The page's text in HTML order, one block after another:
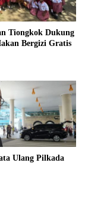
Tiongkok Dukung
Bergizi Gratis
Ulang Pilkada